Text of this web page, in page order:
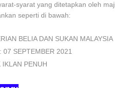
syarat yang ditetapkan oleh
seperti di bawah:
BELIA DAN SUKAN MALAYSIA
SEPTEMBER 2021
PENUH